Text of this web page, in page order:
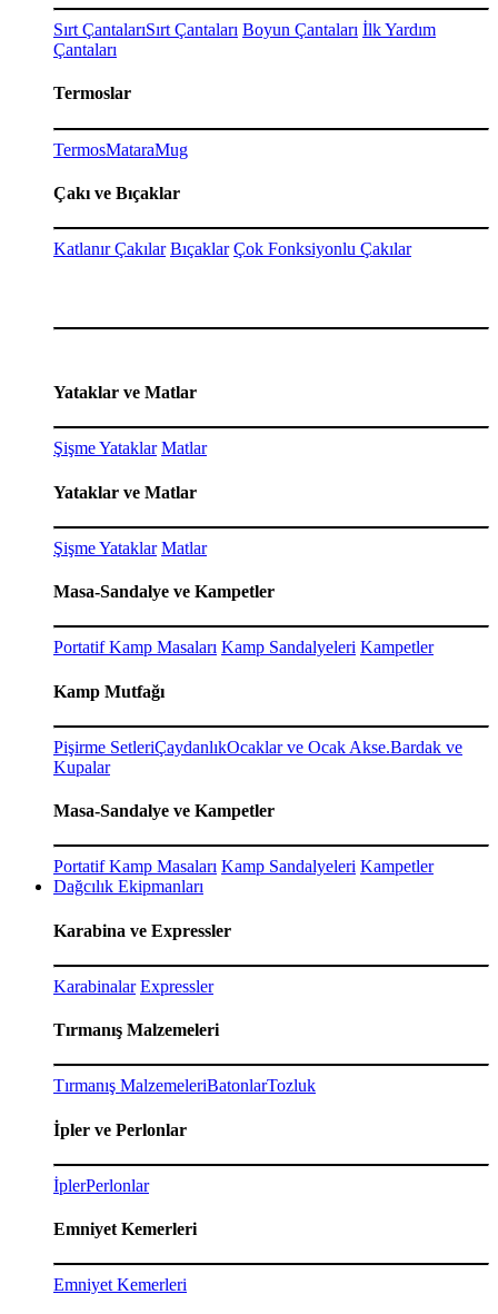
Sırt ÇantalarıSırt Çantaları Boyun Çantaları İlk Yardım
Çantaları
Termoslar
TermosMataraMug
Çakı ve Bıçaklar
Katlanır Çakılar Bıçaklar Çok Fonksiyonlu Çakılar
Yataklar ve Matlar
Şişme Yataklar Matlar
Yataklar ve Matlar
Şişme Yataklar Matlar
Masa-Sandalye ve Kampetler
Portatif Kamp Masaları Kamp Sandalyeleri Kampetler
Kamp Mutfağı
Pişirme SetleriÇaydanlıkOcaklar ve Ocak Akse.Bardak ve
Kupalar
Masa-Sandalye ve Kampetler
Portatif Kamp Masaları Kamp Sandalyeleri Kampetler
Dağcılık Ekipmanları
Karabina ve Expressler
Karabinalar Expressler
Tırmanış Malzemeleri
Tırmanış MalzemeleriBatonlarTozluk
İpler ve Perlonlar
İplerPerlonlar
Emniyet Kemerleri
Emniyet Kemerleri